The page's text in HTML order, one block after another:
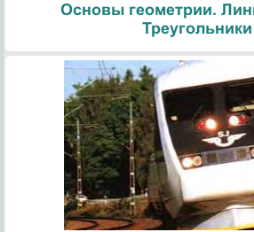
Основы геометрии.
Треугольники